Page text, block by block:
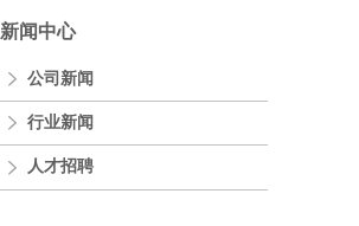
新闻中心
公司新闻
行业新闻
人才招聘